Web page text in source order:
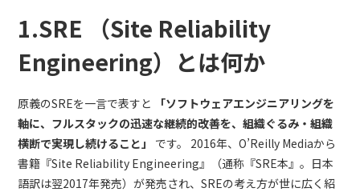
1.SRE （Site Reliability
Engineering）とは何か
原義のSREを一言で表すと
「ソフトウェアエンジニアリングを
軸に、フルスタックの迅速な継続的改善を、組織ぐるみ・組織
横断で実現し続けること」
です。 2016年、O’Reilly Mediaから
書籍『Site Reliability Engineering』（通称『SRE本』。日本
語訳は翌2017年発売）が発売され、SREの考え方が世に広く紹